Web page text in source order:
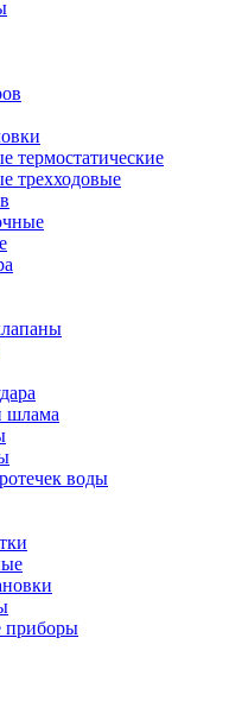
термостатические
трехходовые
шлама
воды
приборы